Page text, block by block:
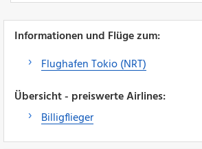
Informationen und Flüge zum:
Flughafen Tokio (NRT)
Übersicht - preiswerte Airlines:
Billigflieger